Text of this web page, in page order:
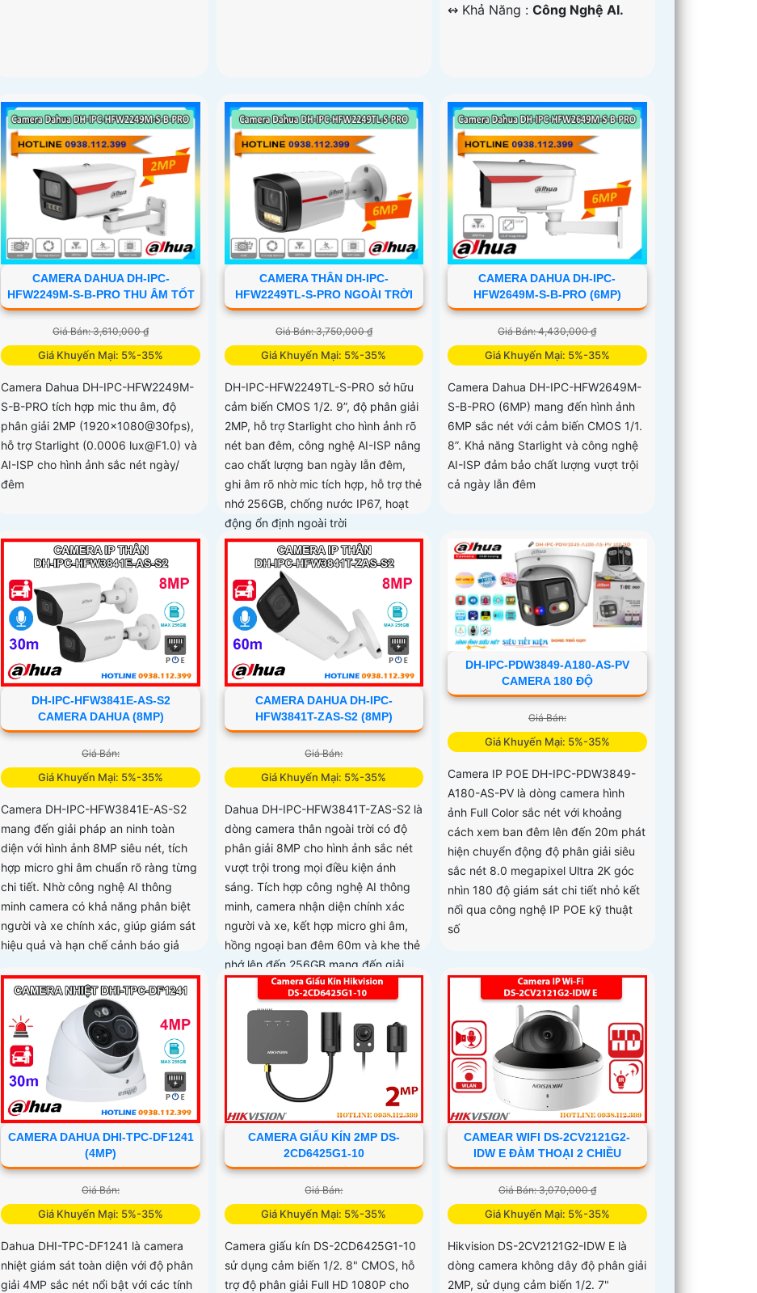
️↭ Khả Năng :Công Nghệ AI.
CAMERA DAHUA DH-IPC-
HFW2249M-S-B-PRO THU ÂM TỐT
Giá Bán: 3,610,000 ₫
Giá Khuyến Mại: 5%-35%
Camera Dahua DH-IPC-HFW2249M-
S-B-PRO tích hợp mic thu âm, độ
phân giải 2MP (1920×1080@30fps),
hỗ trợ Starlight (0.0006 lux@F1.0) và
AI-ISP cho hình ảnh sắc nét ngày/
đêm
CAMERA THÂN DH-IPC-
HFW2249TL-S-PRO NGOÀI TRỜI
Giá Bán: 3,750,000 ₫
Giá Khuyến Mại: 5%-35%
DH-IPC-HFW2249TL-S-PRO sở hữu
cảm biến CMOS 1/2. 9”, độ phân giải
2MP, hỗ trợ Starlight cho hình ảnh rõ
nét ban đêm, công nghệ AI-ISP nâng
cao chất lượng ban ngày lẫn đêm,
ghi âm rõ nhờ mic tích hợp, hỗ trợ thẻ
nhớ 256GB, chống nước IP67, hoạt
động ổn định ngoài trời
CAMERA DAHUA DH-IPC-
HFW2649M-S-B-PRO (6MP)
Giá Bán: 4,430,000 ₫
Giá Khuyến Mại: 5%-35%
Camera Dahua DH-IPC-HFW2649M-
S-B-PRO (6MP) mang đến hình ảnh
6MP sắc nét với cảm biến CMOS 1/1.
8”. Khả năng Starlight và công nghệ
AI-ISP đảm bảo chất lượng vượt trội
cả ngày lẫn đêm
DH-IPC-HFW3841E-AS-S2
CAMERA DAHUA (8MP)
Giá Bán:
Giá Khuyến Mại: 5%-35%
Camera DH-IPC-HFW3841E-AS-S2
mang đến giải pháp an ninh toàn
diện với hình ảnh 8MP siêu nét, tích
hợp micro ghi âm chuẩn rõ ràng từng
chi tiết. Nhờ công nghệ AI thông
minh camera có khả năng phân biệt
người và xe chính xác, giúp giám sát
hiệu quả và hạn chế cảnh báo giả
CAMERA DAHUA DH-IPC-
HFW3841T-ZAS-S2 (8MP)
Giá Bán:
Giá Khuyến Mại: 5%-35%
Dahua DH-IPC-HFW3841T-ZAS-S2 là
dòng camera thân ngoài trời có độ
phân giải 8MP cho hình ảnh sắc nét
vượt trội trong mọi điều kiện ánh
sáng. Tích hợp công nghệ AI thông
minh, camera nhận diện chính xác
người và xe, kết hợp micro ghi âm,
hồng ngoại ban đêm 60m và khe thẻ
nhớ lên đến 256GB mang đến giải
pháp giám sát toàn diện và hiệu quả
DH-IPC-PDW3849-A180-AS-PV
CAMERA 180 ĐỘ
Giá Bán:
Giá Khuyến Mại: 5%-35%
Camera IP POE DH-IPC-PDW3849-
A180-AS-PV là dòng camera hình
ảnh Full Color sắc nét với khoảng
cách xem ban đêm lên đến 20m phát
hiện chuyển động độ phân giải siêu
sắc nét 8.0 megapixel Ultra 2K góc
nhìn 180 độ giám sát chi tiết nhỏ kết
nối qua công nghệ IP POE kỹ thuật
số
CAMERA DAHUA DHI-TPC-DF1241
(4MP)
Giá Bán:
Giá Khuyến Mại: 5%-35%
Dahua DHI-TPC-DF1241 là camera
nhiệt giám sát toàn diện với độ phân
giải 4MP sắc nét nổi bật với các tính
CAMERA GIẤU KÍN 2MP DS-
2CD6425G1-10
Giá Bán:
Giá Khuyến Mại: 5%-35%
Camera giấu kín DS-2CD6425G1-10
sử dụng cảm biến 1/2. 8" CMOS, hỗ
trợ độ phân giải Full HD 1080P cho
CAMEAR WIFI DS-2CV2121G2-
IDW E ĐÀM THOẠI 2 CHIỀU
Giá Bán: 3,070,000 ₫
Giá Khuyến Mại: 5%-35%
Hikvision DS-2CV2121G2-IDW E là
dòng camera không dây độ phân giải
2MP, sử dụng cảm biến 1/2. 7"